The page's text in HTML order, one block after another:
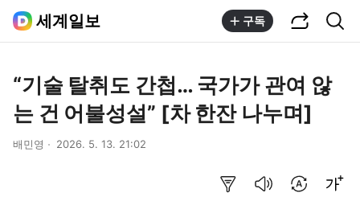
세계일보 구독
“기술 탈취도 간첩… 국가가 관여 않
는 건 어불성설” [차 한잔 나누며]
배민영 2026. 5. 13. 21:02